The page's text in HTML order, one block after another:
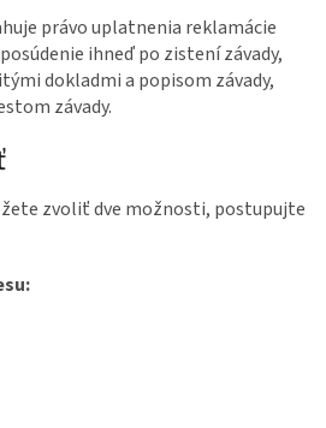
právo uplatnenia reklamácie
ihneď po zistení závady,
dokladmi a popisom závady,
závady.
zvoliť dve možnosti, postupujte